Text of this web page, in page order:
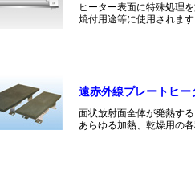
ヒーター表面に特殊処理
焼付用途等に使用されま
遠赤外線プレートヒー
面状放射面全体が発熱す
あらゆる加熱、乾燥用の